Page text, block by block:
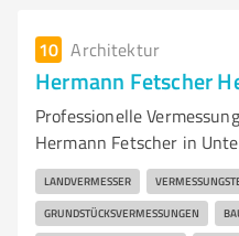
10 Architektur
Hermann Fetscher
Professionelle
Hermann Fetscher in
LANDVERMESSER
GRUNDSTÜCKSVERMESSUNGEN